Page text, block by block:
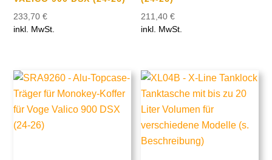
233,70€
inkl. MwSt.
211,40€
inkl. MwSt.